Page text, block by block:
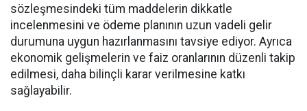
sözleşmesindeki tüm maddelerin dikkatle
incelenmesini ve ödeme planının uzun vadeli gelir
durumuna uygun hazırlanmasını tavsiye ediyor. Ayrıca
ekonomik gelişmelerin ve faiz oranlarının düzenli takip
edilmesi, daha bilinçli karar verilmesine katkı
sağlayabilir.